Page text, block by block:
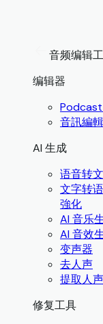
音频编辑
编辑器
音訊編
AI 生成
语音转
文字转
強化
AI 音乐
AI 音效
变声器
去人声
提取人声
修复工具